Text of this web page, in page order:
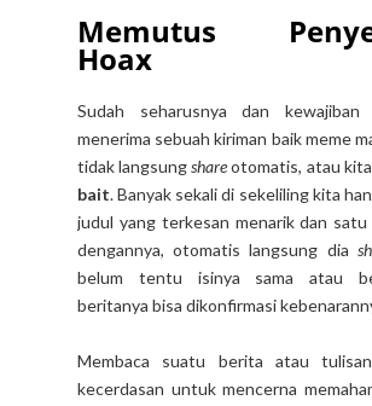
Memutus
Hoax
Sudah seharusnya dan
menerima sebuah kiriman baik meme
tidak langsungshareotomatis, atau
bait. Banyak sekali di sekeliling kita
judul yang terkesan menarik dan satu
dengannya, otomatis langsung dia
belum tentu isinya sama atau
beritanya bisa dikonfirmasi
Membaca suatu berita atau
kecerdasan untuk mencerna